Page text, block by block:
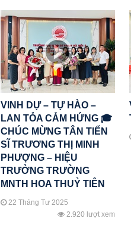
VINH DỰ – TỰ HÀO –
LAN TỎA CẢM HỨNG 🎓
CHÚC MỪNG TÂN TIẾN
SĨ TRƯƠNG THỊ MINH
PHƯỢNG – HIỆU
TRƯỞNG TRƯỜNG
MNTH HOA THUỶ TIÊN
22 Tháng Tư 2025
2.920 lượt xem